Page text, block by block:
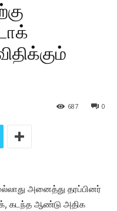
0
687
அனைத்து தரப்பினர்
கடந்த ஆண்டு அதிக